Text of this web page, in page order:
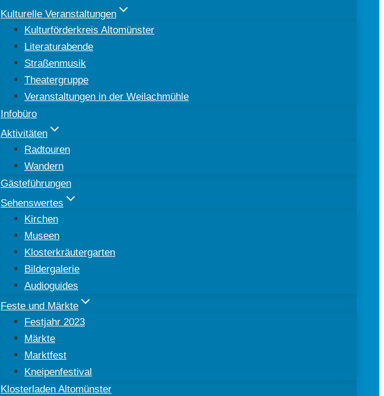
Kulturelle Veranstaltungen
Kulturförderkreis Altomünster
Literaturabende
Straßenmusik
Theatergruppe
Veranstaltungen in der Weilachmühle
Infobüro
Aktivitäten
Radtouren
Wandern
Gästeführungen
Sehenswertes
Kirchen
Museen
Klosterkräutergarten
Bildergalerie
Audioguides
Feste und Märkte
Festjahr 2023
Märkte
Marktfest
Kneipenfestival
Klosterladen Altomünster